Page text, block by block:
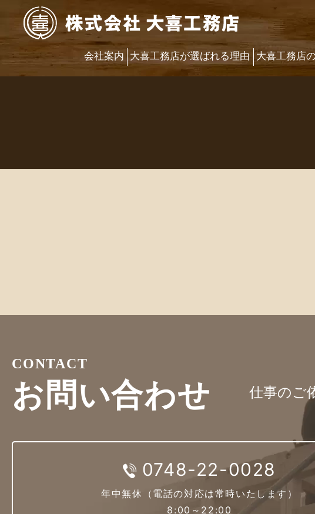
会社案内 大喜工務店が選ばれる理由 大喜工務店
CONTACT
お問い合わせ 仕事のご
0748-22-0028
年中無休 （電話の対応は常時いたします）
8:00～22:00